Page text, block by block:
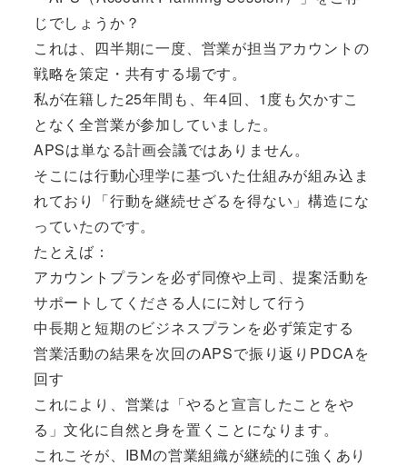
じでしょうか？
これは、四半期に一度、営業が担当アカウントの
戦略を策定・共有する場です。
私が在籍した25年間も、年4回、1度も欠かすこ
となく全営業が参加していました。
APSは単なる計画会議ではありません。
そこには行動心理学に基づいた仕組みが組み込ま
れており「行動を継続せざるを得ない」構造にな
っていたのです。
たとえば：
アカウントプランを必ず同僚や上司、提案活動を
サポートしてくださる人にに対して行う
中長期と短期のビジネスプランを必ず策定する
営業活動の結果を次回のAPSで振り返りPDCAを
回す
これにより、営業は「やると宣言したことをや
る」文化に自然と身を置くことになります。
これこそが、IBMの営業組織が継続的に強くあり